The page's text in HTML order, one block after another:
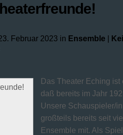
Februar 2023 in Ensemble
Das Theater Eching ist
daß bereits im Jahr
Unsere Schauspieler/
großteils bereits seit
Ensemble mit. Als